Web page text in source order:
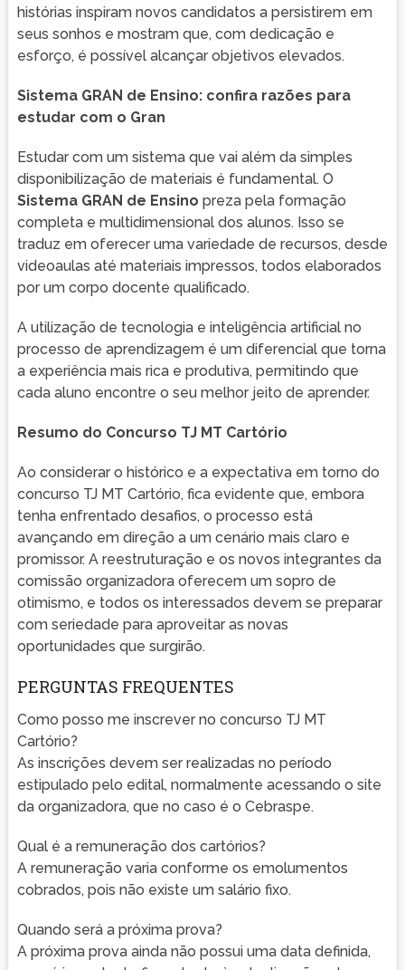
histórias inspiram novos candidatos a persistirem em
seus sonhos e mostram que, com dedicação e
esforço, é possível alcançar objetivos elevados.
Sistema GRAN de Ensino: confira razões para
estudar com o Gran
Estudar com um sistema que vai além da simples
disponibilização de materiais é fundamental. O
Sistema GRAN de Ensino preza pela formação
completa e multidimensional dos alunos. Isso se
traduz em oferecer uma variedade de recursos, desde
videoaulas até materiais impressos, todos elaborados
por um corpo docente qualificado.
A utilização de tecnologia e inteligência artificial no
processo de aprendizagem é um diferencial que torna
a experiência mais rica e produtiva, permitindo que
cada aluno encontre o seu melhor jeito de aprender.
Resumo do Concurso TJ MT Cartório
Ao considerar o histórico e a expectativa em torno do
concurso TJ MT Cartório, fica evidente que, embora
tenha enfrentado desafios, o processo está
avançando em direção a um cenário mais claro e
promissor. A reestruturação e os novos integrantes da
comissão organizadora oferecem um sopro de
otimismo, e todos os interessados devem se preparar
com seriedade para aproveitar as novas
oportunidades que surgirão.
PERGUNTAS FREQUENTES
Como posso me inscrever no concurso TJ MT
Cartório?
As inscrições devem ser realizadas no período
estipulado pelo edital, normalmente acessando o site
da organizadora, que no caso é o Cebraspe.
Qual é a remuneração dos cartórios?
A remuneração varia conforme os emolumentos
cobrados, pois não existe um salário fixo.
Quando será a próxima prova?
A próxima prova ainda não possui uma data definida,